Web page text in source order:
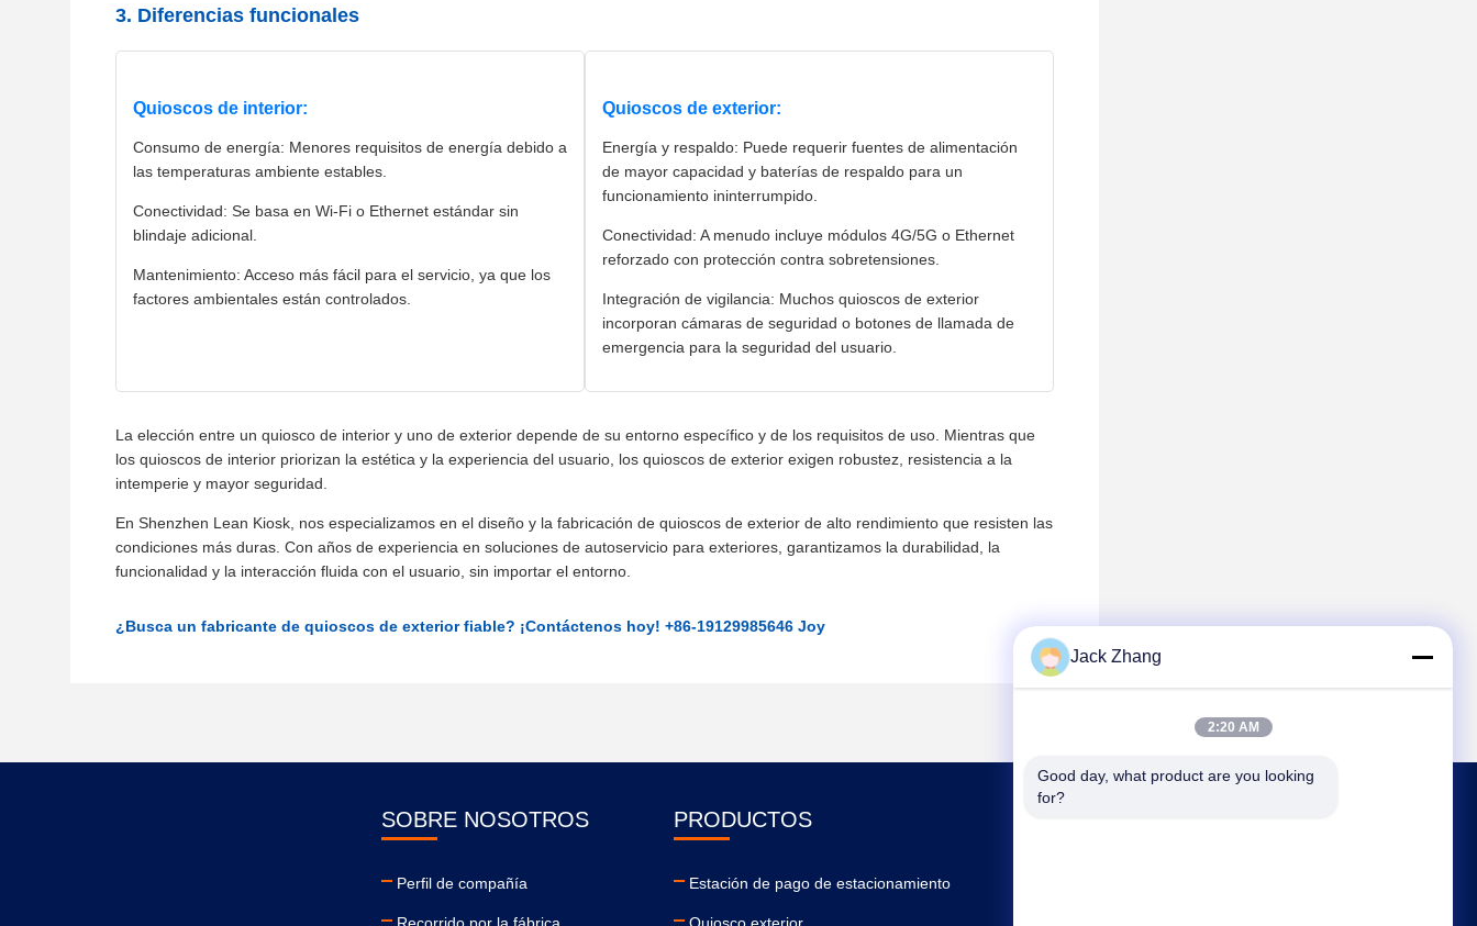
3. Diferencias funcionales
Quioscos de interior:
Consumo de energía: Menores requisitos de energía debido a
las temperaturas ambiente estables.
Conectividad: Se basa en Wi-Fi o Ethernet estándar sin
blindaje adicional.
Mantenimiento: Acceso más fácil para el servicio, ya que los
factores ambientales están controlados.
Quioscos de exterior:
Energía y respaldo: Puede requerir fuentes de alimentación
de mayor capacidad y baterías de respaldo para un
funcionamiento ininterrumpido.
Conectividad: A menudo incluye módulos 4G/5G o Ethernet
reforzado con protección contra sobretensiones.
Integración de vigilancia: Muchos quioscos de exterior
incorporan cámaras de seguridad o botones de llamada de
emergencia para la seguridad del usuario.
La elección entre un quiosco de interior y uno de exterior depende de su entorno específico y de los requisitos de uso. Mientras que
los quioscos de interior priorizan la estética y la experiencia del usuario, los quioscos de exterior exigen robustez, resistencia a la
intemperie y mayor seguridad.
En Shenzhen Lean Kiosk, nos especializamos en el diseño y la fabricación de quioscos de exterior de alto rendimiento que resisten las
condiciones más duras. Con años de experiencia en soluciones de autoservicio para exteriores, garantizamos la durabilidad, la
funcionalidad y la interacción fluida con el usuario, sin importar el entorno.
¿Busca un fabricante de quioscos de exterior fiable? ¡Contáctenos hoy! +86-19129985646 Joy
SOBRE NOSOTROS
Perfil de compañía
PRODUCTOS
Estación de pago de estacionamiento
Jack Zhang
2:20 AM
Good day, what product are you looking
for?